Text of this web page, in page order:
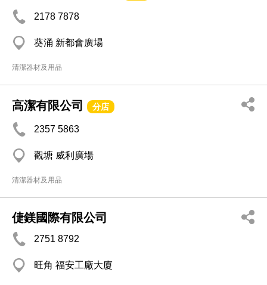
2178 7878
葵涌 新都會廣場
清潔器材及用品
高潔有限公司 分店
2357 5863
觀塘 威利廣場
清潔器材及用品
倢鎂國際有限公司
2751 8792
旺角 福安工廠大廈